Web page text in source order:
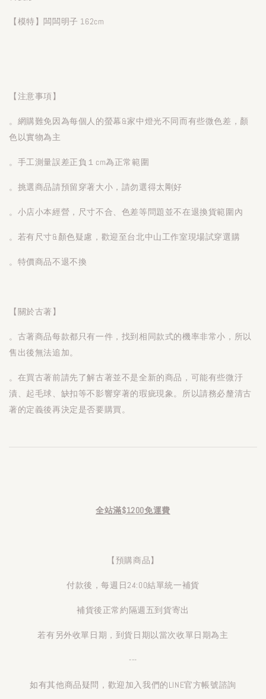
【模特】闆闆明子 162cm
【注意事項】
。網購難免因為每個人的螢幕&家中燈光不同而有些微色差，顏
色以實物為主
。手工測量誤差正負１cm為正常範圍
。挑選商品請預留穿著大小，請勿選得太剛好
。小店小本經營，尺寸不合、色差等問題並不在退換貨範圍內
。若有尺寸&顏色疑慮，歡迎至台北中山工作室現場試穿選購
。特價商品不退不換
【關於古著】
。古著商品每款都只有一件，找到相同款式的機率非常小，所以
售出後無法追加。
。在買古著前請先了解古著並不是全新的商品，可能有些微汙
漬、起毛球、缺扣等不影響穿著的瑕疵現象。所以請務必釐清古
著的定義後再決定是否要購買。
全站滿$1200免運費
【預購商品】
付款後，每週日24:00結單統一補貨
補貨後正常約隔週五到貨寄出
若有另外收單日期，到貨日期以當次收單日期為主
---
如有其他商品疑問，歡迎加入我們的LINE官方帳號諮詢